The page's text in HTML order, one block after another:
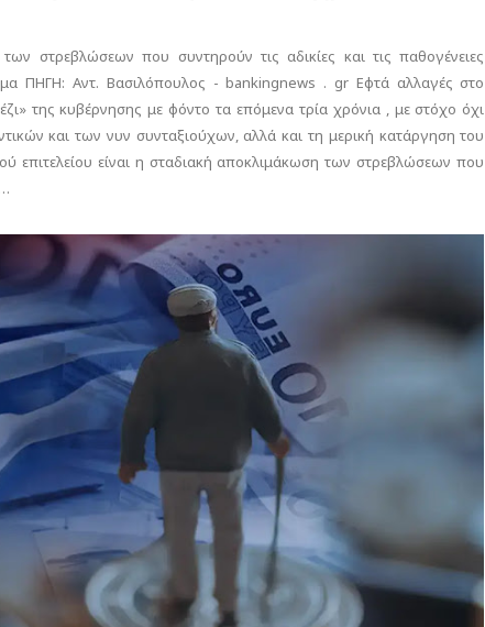
στρεβλώσεων που συντηρούν τις αδικίες και τις παθογένειες
ΠΗΓΗ: Αντ. Βασιλόπουλος - bankingnews . gr Εφτά αλλαγές στο
της κυβέρνησης με φόντο τα επόμενα τρία χρόνια , με στόχο όχι
και των νυν συνταξιούχων, αλλά και τη μερική κατάργηση του
επιτελείου είναι η σταδιακή αποκλιμάκωση των στρεβλώσεων που